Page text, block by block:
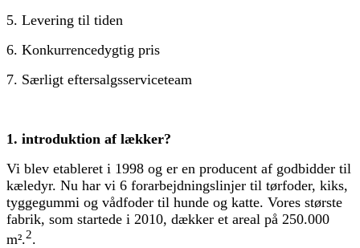
5. Levering til tiden
6. Konkurrencedygtig pris
7. Særligt eftersalgsserviceteam
1. introduktion af lækker?
Vi blev etableret i 1998 og er en producent af godbidder til
kæledyr. Nu har vi 6 forarbejdningslinjer til tørfoder, kiks,
tyggegummi og vådfoder til hunde og katte. Vores største
fabrik, som startede i 2010, dækker et areal på 250.000
m².2.